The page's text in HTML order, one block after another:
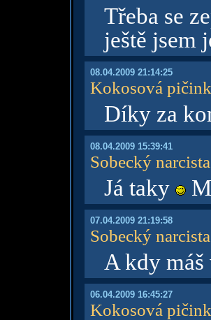
Třeba se
ještě jsem
08.04.2009 21:14:25
Kokosová
Díky za
08.04.2009 15:39:41
Sobecký narcista
Já taky
07.04.2009 21:19:58
Sobecký narcista
A kdy
06.04.2009 16:45:27
Kokosová